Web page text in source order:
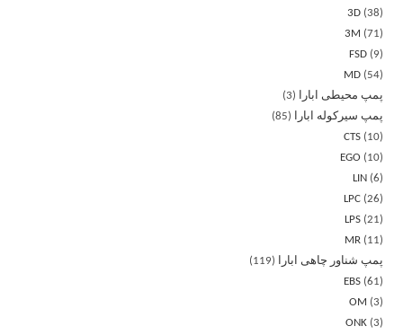
3D 38
3M
71
FSD
9
MD
54
پمپ محیطی ابارا
3
پمپ سیرکوله ابارا
85
CTS
10
EGO
10
LIN
6
LPC 26
LPS 21
MR
11
پمپ شناور چاهی ابارا
119
EBS 61
OM
3
ONK 3